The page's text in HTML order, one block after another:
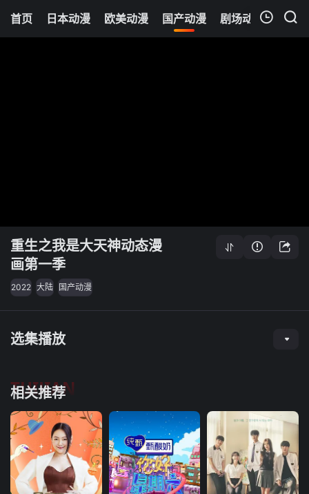
首页 日本动漫 欧美动漫 国产动漫 剧场动漫 追剧
重生之我是大天神动态漫
画第一季
2022 大陆 国产动漫
选集播放
相关推荐
TUIJIAN